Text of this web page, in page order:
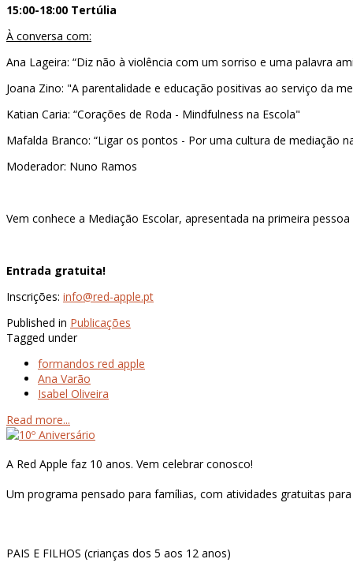
15:00-18:00 Tertúlia
À conversa com:
Ana Lageira: “Diz não à violência com um sorriso e uma palavra
Joana Zino: "A parentalidade e educação positivas ao serviço da
Katian Caria: “Corações de Roda - Mindfulness na Escola"
Mafalda Branco: “Ligar os pontos - Por uma cultura de mediação
Moderador: Nuno Ramos
Vem conhece a Mediação Escolar, apresentada na primeira pessoa
Entrada gratuita!
Inscrições: info@red-apple.pt
Published in Publicações
Tagged under
formandos red apple
Ana Varão
Isabel Oliveira
Read more...
A Red Apple faz 10 anos. Vem celebrar conosco!
Um programa pensado para famílias, com atividades gratuitas
PAIS E FILHOS (crianças dos 5 aos 12 anos)